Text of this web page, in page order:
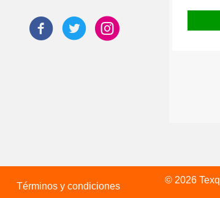
Términos y condiciones
© 2026